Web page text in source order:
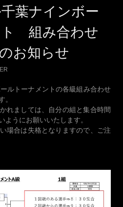
葉ナインボー
組み合わせ
お知らせ
ルトーナメントの各級組み合わせ
。
れましては、自分の組と集合時間
ようにお願いいたします。
場合は失格となりますので、ご注